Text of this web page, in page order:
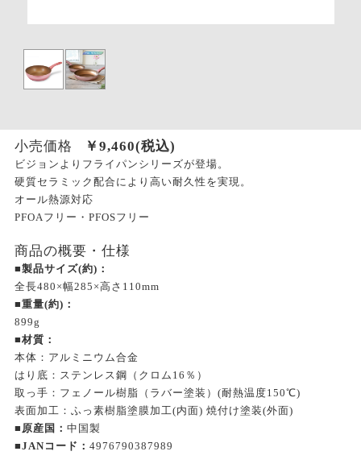
小売価格 ￥ 9,460(税込)
ビジョンよりフライパンシリーズが登場。
硬質セラミック配合により高い耐久性を実現。
オール熱源対応
PFOAフリー・PFOSフリー
商品の概要・仕様
■製品サイズ(約)：
全長480×幅285×高さ110mm
■重量(約)：
899g
■材質：
本体：アルミニウム合金
はり底：ステンレス鋼（クロム16％）
取っ手：フェノール樹脂（ラバー塗装）(耐熱温度150℃)
表面加工：ふっ素樹脂塗膜加工(内面) 焼付け塗装(外面)
■原産国： 中国製
■JANコード： 4976790387989